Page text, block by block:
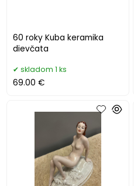
60 roky Kuba keramika
dievčata
skladom 1 ks
69.00 €